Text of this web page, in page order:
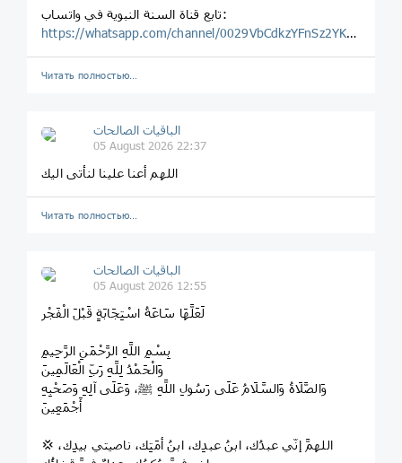
‏تابع قناة السنة النبوية في واتساب:
https://whatsapp.com/channel/0029VbCdkzYFnSz2YKPBAW1H
Читать полностью…
الباقيات الصالحات
05 August 2026 22:37
اللهم أعنا علينا لنأتى اليك
Читать полностью…
الباقيات الصالحات
05 August 2026 12:55
لَعَلَّهَا سَاعَةُ اسْتِجَابَةٍ قَبْلَ الْفَجْر
بِسْمِ اللَّهِ الرَّحْمَنِ الرَّحِيمِ
وَالْحَمْدُ لِلَّهِ رَبِّ الْعَالَمِينَ
وَالصَّلَاةُ وَالسَّلَامُ عَلَى رَسُولِ اللَّهِ ﷺ، وَعَلَى آلِهِ وَصَحْبِهِ
أَجْمَعِينَ
💢 اللهمَّ إنّي عبدُك، ابنُ عبدِك، ابنُ أمَتِك، ناصيتي بيدِك،